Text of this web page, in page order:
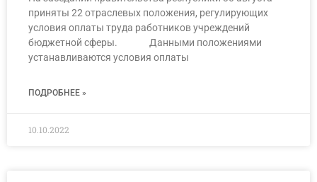
приняты 22 отраслевых положения, регулирующих
условия оплаты труда работников учреждений
бюджетной сферы. Данными положениями
устанавливаются условия оплаты
ПОДРОБНЕЕ »
10.10.2022